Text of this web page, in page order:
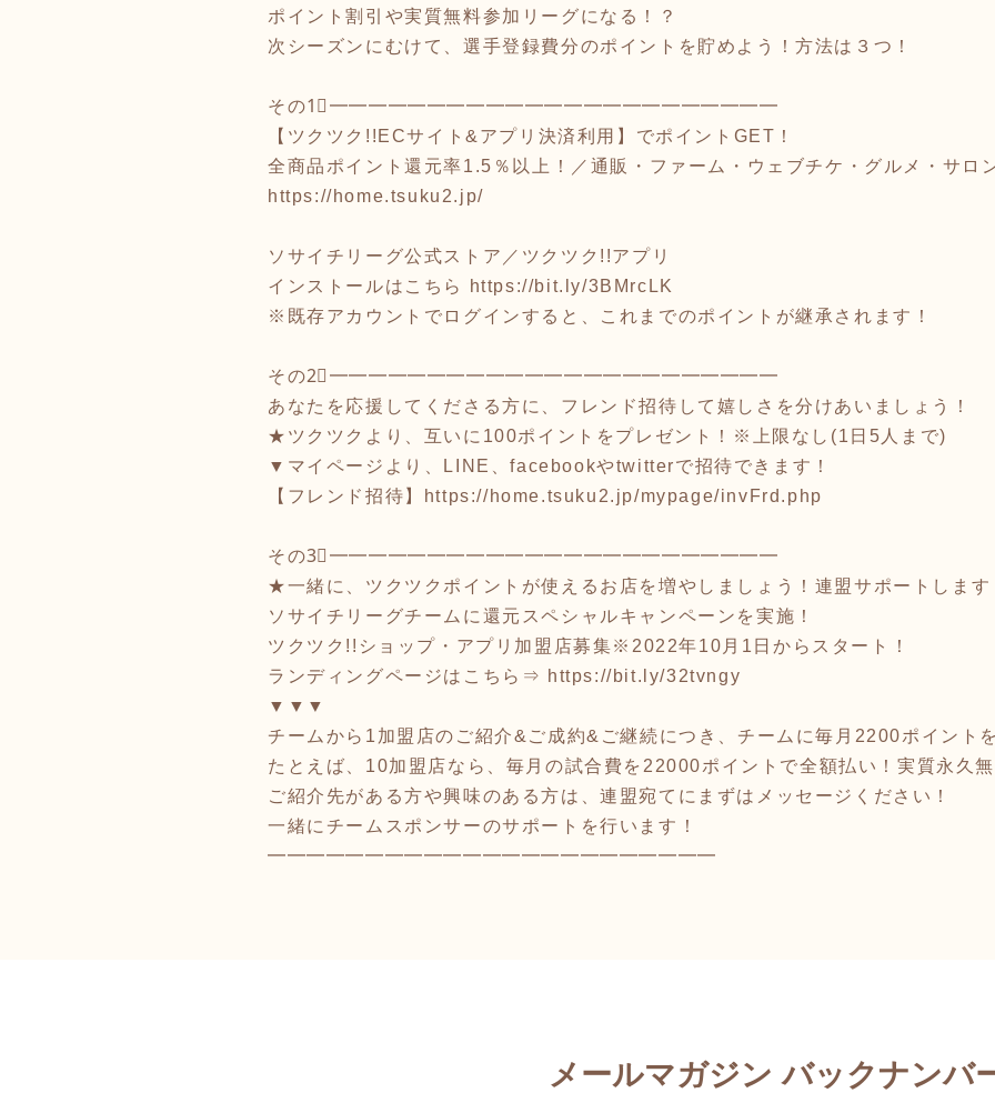
ポイント割引や実質無料参加リーグになる！？
次シーズンにむけて、選手登録費分のポイントを貯めよう！方法は３つ！
その1⃣━━━━━━━━━━━━━━━━━━━━━━━
【ツクツク!!ECサイト&アプリ決済利用】でポイントGET！
全商品ポイント還元率1.5％以上！／通販・ファーム・ウェブチケ・グルメ・サロ
https://home.tsuku2.jp/
ソサイチリーグ公式ストア／ツクツク!!アプリ
インストールはこちら
https://bit.ly/3BMrcLK
※既存アカウントでログインすると、これまでのポイントが継承されます！
その2⃣━━━━━━━━━━━━━━━━━━━━━━━
あなたを応援してくださる方に、フレンド招待して嬉しさを分けあいましょう！
★ツクツクより、互いに100ポイントをプレゼント！※上限なし(1日5人まで)
▼マイページより、LINE、facebookやtwitterで招待できます！
【フレンド招待】
https://home.tsuku2.jp/mypage/invFrd.php
その3⃣━━━━━━━━━━━━━━━━━━━━━━━
★一緒に、ツクツクポイントが使えるお店を増やしましょう！連盟サポートします
ソサイチリーグチームに還元スペシャルキャンペーンを実施！
ツクツク!!ショップ・アプリ加盟店募集※2022年10月1日からスタート！
ランディングページはこちら⇒ https://bit.ly/32tvngy
▼▼▼
チームから1加盟店のご紹介&ご成約&ご継続につき、チームに毎月2200ポイント
たとえば、10加盟店なら、毎月の試合費を22000ポイントで全額払い！実質永久
ご紹介先がある方や興味のある方は、連盟宛てにまずはメッセージください！
一緒にチームスポンサーのサポートを行います！
━━━━━━━━━━━━━━━━━━━━━━━
メールマガジン バックナンバ